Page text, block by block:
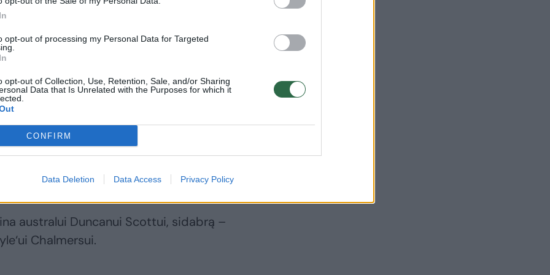
opt-out of processing my Personal Data for Targeted
opt-out of Collection, Use, Retention, Sale, and/or Sharing
Data that Is Unrelated with the Purposes for which it
CONFIRM
Data Deletion Data Access Privacy Policy
sutaria, kad pirmąją vietą 400
kinas, sidabrą G.Detti, o dėl
Mackui Hortonui.
D.Rapšio galimybės vertinamos
Lietuvos plaukikas yra antras,
Maliutiną.
gali iškovoti sidabrą, tačiau tai tik vieno
lietuvis medalio nelaimės.
australui Duncanui Scottui, sidabrą –
Chalmersui.